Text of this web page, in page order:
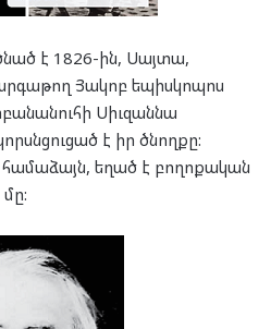
է 1826-ին, Սայտա,
Յակոբ եպիսկոպոս
Սիւզաննա
է իր ծնողքը:
համաձայն, եղած է բողոքական